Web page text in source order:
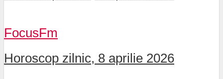
FocusFm
Horoscop zilnic, 8 aprilie 2026